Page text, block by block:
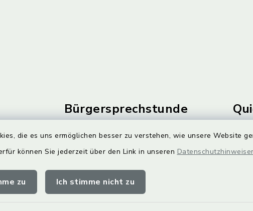
die es uns ermöglichen besser zu verstehen, wie unsere Website
können Sie jederzeit über den Link in unseren
zu Ich stimme nicht zu
Bürgersprechstunde
Sprechstunde:
Diese findet nach Vereinbarung statt.
Weitere Informationen finden Sie hier.